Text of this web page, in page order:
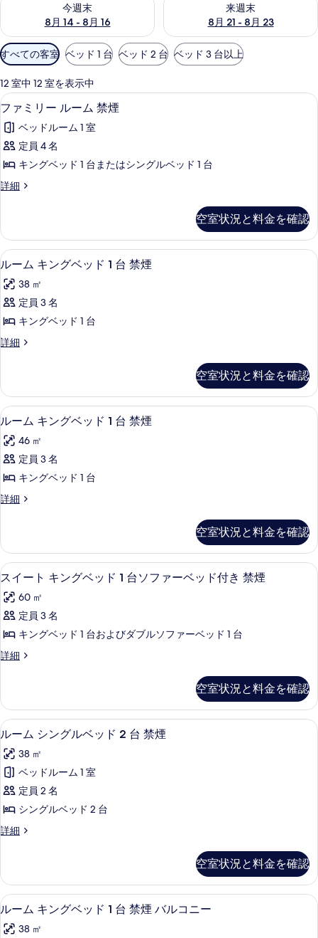
今週末
8月 14 - 8月 16
来週末
8月 21 - 8月 23
利
用
可
能
な
客
室
の
り
条
件
すべての客室 ベッド 1 台 ベッド 2 台 ベッド 3 台以上
12 室中 12 室を表示中
フ
ァ
ミ
リ
ー
ル
ム
禁
煙
の
す
べ
て
真
を
表
示
す
ファミリー ルーム 禁煙 | ミニバー、
4
ファミリー ルーム 禁煙
ベッドルーム 1 室
定員 4 名
キングベッド 1 台またはシングルベッド 1 台
詳細
フ
ー
ル
ー
禁
煙
詳
細
空室状況と料金を確認
ル
ー
ム
キ
ン
グ
ッ
ド
1
台
禁
煙
の
て
の
写
真
を
表
示
る
ミニバー、セーフティボックス (室内
4
ルーム キングベッド 1 台 禁煙
38 ㎡
定員 3 名
キングベッド 1 台
詳細
ル
ン
グ
ベ
ド
禁
煙
の
空室状況と料金を確認
ル
ー
ム
キ
ン
グ
ッ
ド
1
台
禁
煙
の
て
の
写
真
を
表
示
す
ルーム キングベッド 1 台 禁煙 | ミニ
6
ルーム キングベッド 1 台 禁煙
46 ㎡
定員 3 名
キングベッド 1 台
詳細
ル
ン
グ
ベ
ド
禁
煙
の
空室状況と料金を確認
ス
イ
ー
ト
キ
ン
ベ
ッ
ド
1
台
ソ
フ
ァ
ッ
ド
付
ミニバー、セーフティボックス (室内
3
スイート キングベッド 1 台ソファーベッド付き 禁煙
60 ㎡
定員 3 名
キングベッド 1 台およびダブルソファーベッド 1 台
詳細
ス
キ
ン
グ
ッ
ド
台
ソ
ァ
ド
付
き
禁
空室状況と料金を確認
ル
ー
ム
シ
ン
グ
ル
ッ
ド
2
台
ミニバー、セーフティボックス (室内
4
ルーム シングルベッド 2 台 禁煙
38 ㎡
ベッドルーム 1 室
定員 2 名
シングルベッド 2 台
詳細
ル
ン
グ
ル
ッ
空室状況と料金を確認
ル
ー
ミニバー、セーフティボックス (室内
6
ルーム キングベッド 1 台 禁煙 バルコニー
38 ㎡